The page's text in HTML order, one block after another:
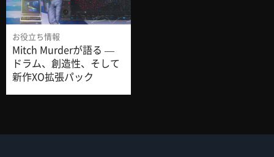
お役立ち情報
Mitch Murderが語る —
ドラム、創造性、そして
新作XO拡張パック